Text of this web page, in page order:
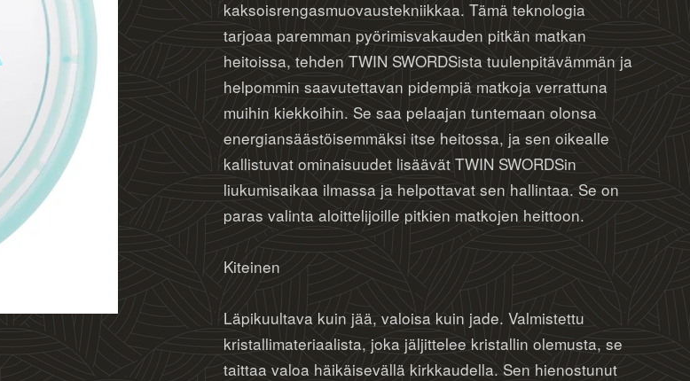
kaksoisrengasmuovaustekniikkaa. Tämä teknologia
tarjoaa paremman pyörimisvakauden pitkän matkan
heitoissa, tehden TWIN SWORDSista tuulenpitävämmän ja
helpommin saavutettavan pidempiä matkoja verrattuna
muihin kiekkoihin. Se saa pelaajan tuntemaan olonsa
energiansäästöisemmäksi itse heitossa, ja sen oikealle
kallistuvat ominaisuudet lisäävät TWIN SWORDSin
liukumisaikaa ilmassa ja helpottavat sen hallintaa. Se on
paras valinta aloittelijoille pitkien matkojen heittoon.
Kiteinen
Läpikuultava kuin jää, valoisa kuin jade. Valmistettu
kristallimateriaalista, joka jäljittelee kristallin olemusta, se
taittaa valoa häikäisevällä kirkkaudella. Sen hienostunut